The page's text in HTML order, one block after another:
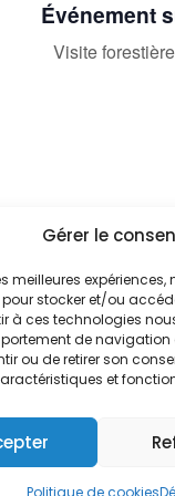
Gérer le
meilleures
stocker et/ou
à ces technologies
de navigation
ou de retirer son
et
Politique de cookies
Événement
Visite
informés
vous aux
m'abonne